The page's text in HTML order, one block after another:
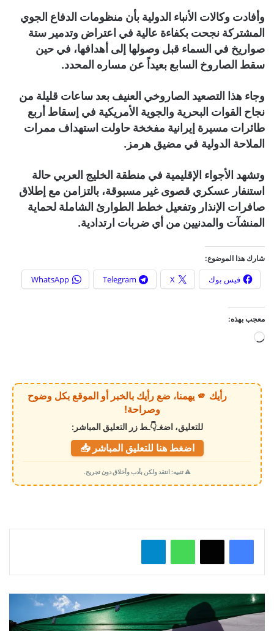
وأفادت وكالات الأنباء الدولية بأن منظومات الدفاع الجوي
المشتركة نجحت بكفاءة عالية في اعتراض وتدمير ستة
صواريخ في السماء قبل وصولها إلى أهدافها، في حين
سقط الصاروخ السابع بعيداً عن مساره المحدد.
وجاء هذا التصعيد الصاروخي العنيف بعد ساعات قليلة من
نجاح القوات البحرية والجوية الأمريكية في إسقاط أربع
طائرات مسيرة إيرانية مفخخة حاولت استهداف ممرات
الملاحة الدولية في مضيق هرمز.
وتشهد الأجواء الإقليمية في منطقة الخليج العربي حالة
استنفار عسكري قصوى غير مسبوقة، بالتزامن مع إطلاق
صافرات الإنذار وتفعيل خطط الطوارئ الشاملة لحماية
المنشآت والمدنيين من أي ضربات ارتدادية.
شارك هذا الموضوع:
فيس بوك X
Telegram
WhatsApp
معجب بهذه:
ي
م
ي
رأيك 🫵 يهمنا، ضع رأيك بالخبر أو الموقع بكل وضوح
وصراحة!
للتعليق، اضغـ👇ـط زر التعليق المباشر:
اضغط هنا للتعليق المباشر 📥
⚠️ تنبيه: انتقد ولكن بأدب وأخلاق دون تجريح.
واتساب